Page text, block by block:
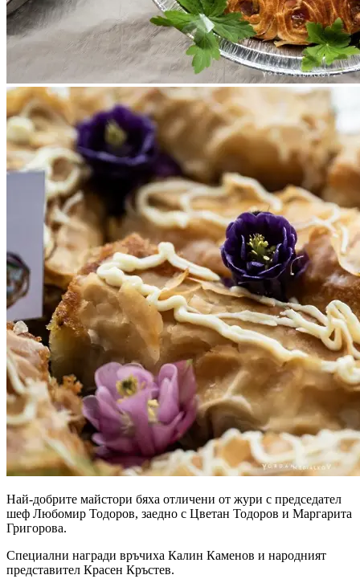
Най-добрите майстори бяха отличени от жури с председател
шеф Любомир Тодоров, заедно с Цветан Тодоров и Маргарита
Григорова.
Специални награди връчиха Калин Каменов и народният
представител Красен Кръстев.